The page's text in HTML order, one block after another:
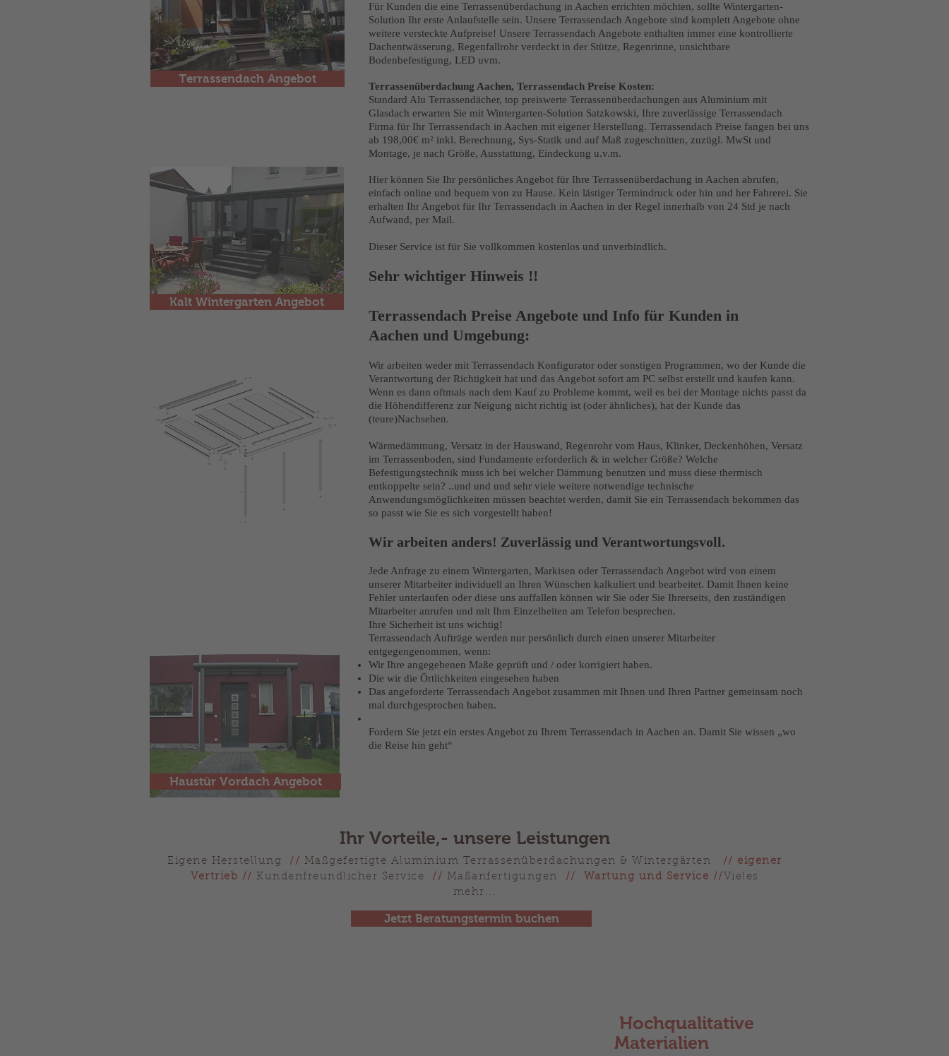
Terrassendach Angebot
Kalt Wintergarten Angebot
Haustür Vordach Angebot
Für Kunden die eine Terrassenüberdachung in Aachen errichten möchten, sollte Wintergarten-
Solution Ihr erste Anlaufstelle sein. Unsere Terrassendach Angebote sind komplett Angebote ohne
weitere versteckte Aufpreise! Unsere Terrassendach Angebote enthalten immer eine kontrollierte
Dachentwässerung, Regenfallrohr verdeckt in der Stütze, Regenrinne, unsichtbare
Bodenbefestigung, LED uvm.
Terrassenüberdachung Aachen, Terrassendach Preise Kosten:
Standard Alu Terrassendächer, top preiswerte Terrassenüberdachungen aus Aluminium mit
Glasdach erwarten Sie mit Wintergarten-Solution Satzkowski, Ihre zuverlässige Terrassendach
Firma für Ihr Terrassendach in Aachen mit eigener Herstellung. Terrassendach Preise fangen bei uns
ab 198,00€ m² inkl. Berechnung, Sys-Statik und auf Maß zugeschnitten, zuzügl. MwSt und
Montage, je nach Größe, Ausstattung, Eindeckung u.v.m.
Hier können Sie Ihr persönliches Angebot für Ihre Terrassenüberdachung in Aachen abrufen,
einfach online und bequem von zu Hause. Kein lästiger Termindruck oder hin und her Fahrerei. Sie
erhalten Ihr Angebot für Ihr Terrassendach in Aachen in der Regel innerhalb von 24 Std je nach
Aufwand, per Mail.
Dieser Service ist für Sie vollkommen kostenlos und unverbindlich.
Sehr wichtiger Hinweis !!
Terrassendach Preise Angebote und Info für Kunden in
Aachen und Umgebung:
Wir arbeiten weder mit Terrassendach Konfigurator oder sonstigen Programmen, wo der Kunde die
Verantwortung der Richtigkeit hat und das Angebot sofort am PC selbst erstellt und kaufen kann.
Wenn es dann oftmals nach dem Kauf zu Probleme kommt, weil es bei der Montage nichts passt da
die Höhendifferenz zur Neigung nicht richtig ist (oder ähnliches), hat der Kunde das
(teure)Nachsehen.
Wärmedämmung, Versatz in der Hauswand, Regenrohr vom Haus, Klinker, Deckenhöhen, Versatz
im Terrassenboden, sind Fundamente erforderlich & in welcher Größe? Welche
Befestigungstechnik muss ich bei welcher Dämmung benutzen und muss diese thermisch
entkoppelte sein? ..und und und sehr viele weitere notwendige technische
Anwendungsmöglichkeiten müssen beachtet werden, damit Sie ein Terrassendach bekommen das
so passt wie Sie es sich vorgestellt haben!
Wir arbeiten anders! Zuverlässig und Verantwortungsvoll.
Jede Anfrage zu einem Wintergarten, Markisen oder Terrassendach Angebot wird von einem
unserer Mitarbeiter individuell an Ihren Wünschen kalkuliert und bearbeitet. Damit Ihnen keine
Fehler unterlaufen oder diese uns auffallen können wir Sie oder Sie Ihrerseits, den zuständigen
Mitarbeiter anrufen und mit Ihm Einzelheiten am Telefon besprechen.
Ihre Sicherheit ist uns wichtig!
Terrassendach Aufträge werden nur persönlich durch einen unserer Mitarbeiter
entgegengenommen, wenn:
Wir Ihre angegebenen Maße geprüft und / oder korrigiert haben.
Die wir die Örtlichkeiten eingesehen haben
Das angeforderte Terrassendach Angebot zusammen mit Ihnen und Ihren Partner gemeinsam noch
mal durchgesprochen haben.
Fordern Sie jetzt ein erstes Angebot zu Ihrem Terrassendach in Aachen an. Damit Sie wissen „wo
die Reise hin geht“
Ihr Vorteile,- unsere Leistungen
Eigene Herstellung // Maßgefertigte Aluminium Terrassenüberdachungen & Wintergärten // eigener
Vertrieb // Kundenfreundlicher Service // Maßanfertigungen // Wartung und Service // Vieles
mehr...
Jetzt Beratungstermin buchen
Hochqualitative
Materialien